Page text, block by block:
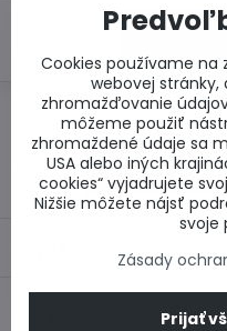
Otázka k produktu
Výrobca:
Predchádzajúci
Cookies používame na
webovej stránky,
zhromažďovanie
môžeme použiť
zhromaždené údaje sa
USA alebo iných
cookies“ vyjadrujete
Nižšie môžete nájsť
svoje
Zásady
Prijať